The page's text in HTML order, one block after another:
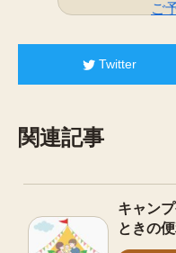
ご
Twitter
関連記事
キャン
ときの